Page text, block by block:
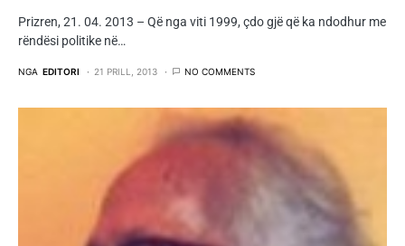
Prizren, 21. 04. 2013 – Që nga viti 1999, çdo gjë që ka ndodhur me
rëndësi politike në…
NGA EDITORI 21 PRILL, 2013 NO COMMENTS